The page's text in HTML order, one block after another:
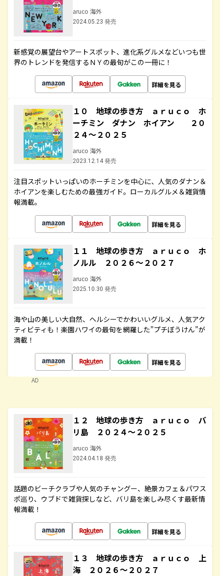
aruco 海外
2024.05.23 発売
新感覚の展望台やアートスポット、進化系グルメなどいつも世
界のトレンドを発信するＮＹの最旬がこの一冊に！
詳細を見る
１０ 地球の歩き方 ａｒｕｃｏ ホ
ーチミン ダナン ホイアン ２０
２４～２０２５
aruco 海外
2023.12.14 発売
注目スポットいっぱいのホーチミンを中心に、人気のダナン＆
ホイアンを楽しむための最強ガイド。ローカルグルメ＆雑貨情
報満載。
詳細を見る
１１ 地球の歩き方 ａｒｕｃｏ ホ
ノルル ２０２６～２０２７
aruco 海外
2025.10.30 発売
海や山の美しい大自然、ヘルシーでかわいいグルメ、人気アク
ティビティも！楽園ハワイの最旬を網羅した”プチぼうけん”が
満載！
詳細を見る
AD
１２ 地球の歩き方 ａｒｕｃｏ バ
リ島 ２０２４～２０２５
aruco 海外
2024.04.18 発売
話題のビーチクラブや人気のチャングー、絶景カフェ＆パワス
ポ巡り、ウブドで雑貨探しなど、バリ島を楽しみ尽くす最新情
報満載！
詳細を見る
１３ 地球の歩き方 ａｒｕｃｏ 上
海 ２０２６～２０２７